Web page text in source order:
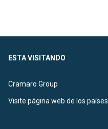
ESTA VISITANDO
Cramaro Group
Visite página web de los países